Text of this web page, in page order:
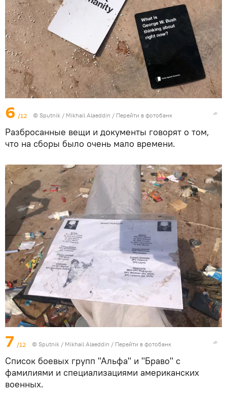
6 /12 © Sputnik / Mikhail Alaeddin / Перейти в фотобанк
Разбросанные вещи и документы говорят о том,
что на сборы было очень мало времени.
7 /12 © Sputnik / Mikhail Alaeddin / Перейти в фотобанк
Список боевых групп "Альфа" и "Браво" с
фамилиями и специализациями американских
военных.